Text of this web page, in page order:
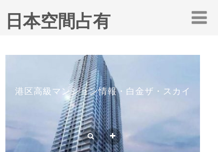
日本空間占有
港区高級マンション情報・白金ザ・スカイ